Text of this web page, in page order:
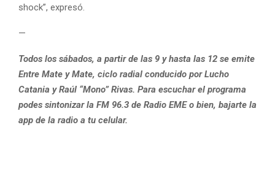
shock”, expresó.
—
Todos los sábados, a partir de las 9 y hasta las 12 se emite
Entre Mate y Mate, ciclo radial conducido por Lucho
Catania y Raúl “Mono” Rivas. Para escuchar el programa
podes sintonizar la FM 96.3 de Radio EME o bien, bajarte la
app de la radio a tu celular.